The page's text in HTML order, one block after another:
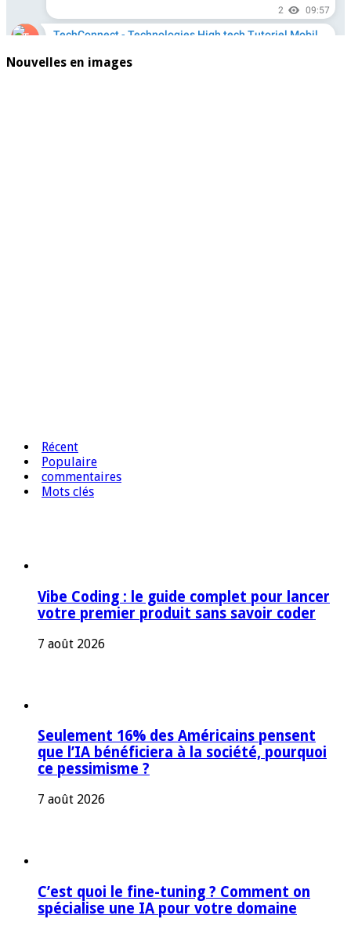
Nouvelles en images
Récent
Populaire
commentaires
Mots clés
Vibe Coding : le guide complet pour lancer
votre premier produit sans savoir coder
7 août 2026
Seulement 16% des Américains pensent
que l’IA bénéficiera à la société, pourquoi
ce pessimisme ?
7 août 2026
C’est quoi le fine-tuning ? Comment on
spécialise une IA pour votre domaine